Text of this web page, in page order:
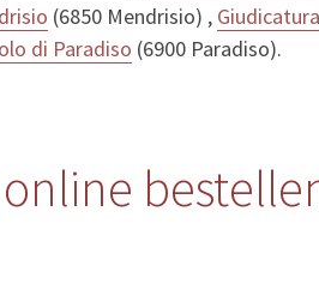
(6850 Mendrisio) ,
di Paradiso (6900 Paradiso).